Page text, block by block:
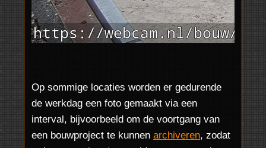
Op sommige locaties worden er gedurende
de werkdag een foto gemaakt via een
interval, bijvoorbeeld om de voortgang van
een bouwproject te kunnen archiveren, zodat